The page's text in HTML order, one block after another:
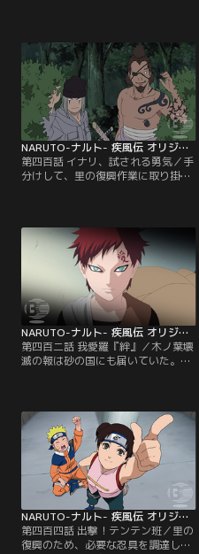
スメイトたちの「仲間」に入れても
らうため、忍者の死体から戦利品を
奪おうと森に入ってしまう。すぐに
追いつき、連れ帰ろうとするイルカ
だが、ナルトは激しく拒絶する…。
【提供：バンダイチャンネル】
NARUTO-ナルト- 疾風伝 オリジナル（1）過去編 第400話
第四百話 イナリ、試される勇気／手
分けして、里の復興作業に取り掛か
ナルトとサクラは懐かしい人物に遭
遇する。それはかつて波の国で出会
った大工、タヅナとイナリだった。
二人は他の大工仲間とともに、木ノ
葉復興のため、駆けつけたのだとい
う。再会を喜ぶナルトたち…。【提
供：バンダイチャンネル】
NARUTO-ナルト- 疾風伝 オリジナル（1）過去編 第402話
第四百二話 我愛羅『絆』／木ノ葉壊
滅の報は砂の国にも届いていた。自
てくる。同盟国である木ノ葉の惨状
を案じるカンクロウとテマリに、
「あの里にはうずまきナルトがい
る」と呟く我愛羅。その脳裏に、木
ノ葉崩し後にナルトたち木ノ葉の第
七班と共同で行った…。【提供：バ
ンダイチャンネル】
NARUTO-ナルト- 疾風伝 オリジナル（1）過去編 第404話
第四百四話 出撃！テンテン班／里の
復興のため、必要な忍具を調達しに